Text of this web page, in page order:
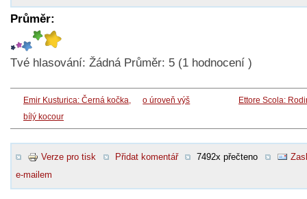
Průměr:
Tvé hlasování: Žádná Průměr: 5 (1 hodnocení )
Emir Kusturica: Černá kočka,
bílý kocour
o úroveň výš Ettore Scola:
Verze pro tisk Přidat komentář 7492x přečteno
e-mailem